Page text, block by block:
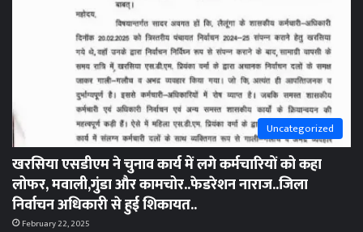
Uncategorized
खरसिया एसडीएम ने चुनाव कार्य में लगे कर्मचारियों को कहा
लोफर, मवाली,गुंडा और कामचोर..फेडरेशन नाराज..जिला
निर्वाचन अधिकारी से हुई शिकायत..
February 22, 2025